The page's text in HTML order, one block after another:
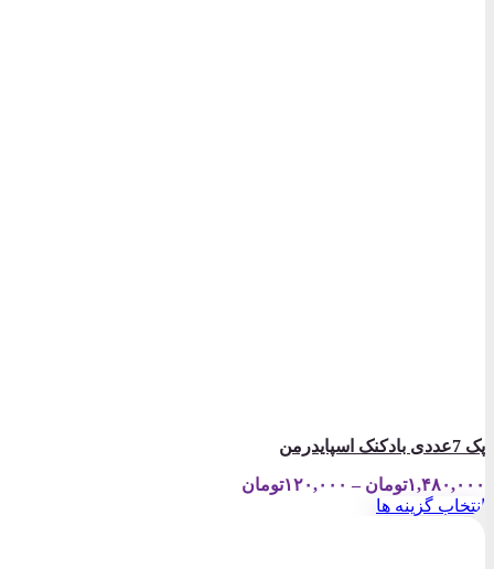
پک 7عددی بادکنک اسپایدرمن
۱,۴۸۰,۰۰۰تومان – ۱۲۰,۰۰۰تومان
انتخاب گزینه ها